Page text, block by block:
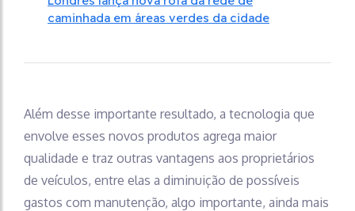
caminhada em áreas verdes da cidade
Além desse importante resultado, a tecnologia que
envolve esses novos produtos agrega maior
qualidade e traz outras vantagens aos proprietários
de veículos, entre elas a diminuição de possíveis
gastos com manutenção, algo importante, ainda mais